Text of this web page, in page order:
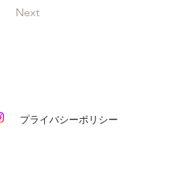
Next
​プライバシーポリシー